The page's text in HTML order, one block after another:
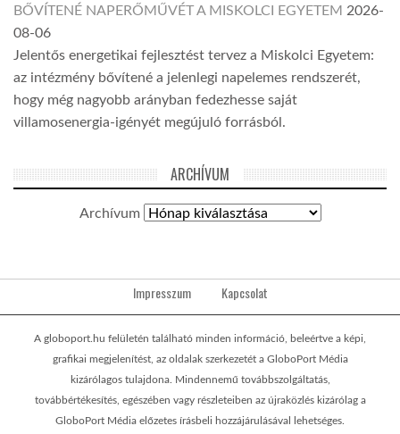
BŐVÍTENÉ NAPERŐMŰVÉT A MISKOLCI EGYETEM 2026-
08-06
Jelentős energetikai fejlesztést tervez a Miskolci Egyetem:
az intézmény bővítené a jelenlegi napelemes rendszerét,
hogy még nagyobb arányban fedezhesse saját
villamosenergia-igényét megújuló forrásból.
ARCHÍVUM
Archívum
Impresszum Kapcsolat
A globoport.hu felületén található minden információ, beleértve a képi,
grafikai megjelenítést, az oldalak szerkezetét a GloboPort Média
kizárólagos tulajdona. Mindennemű továbbszolgáltatás,
továbbértékesítés, egészében vagy részleteiben az újraközlés kizárólag a
GloboPort Média előzetes írásbeli hozzájárulásával lehetséges.